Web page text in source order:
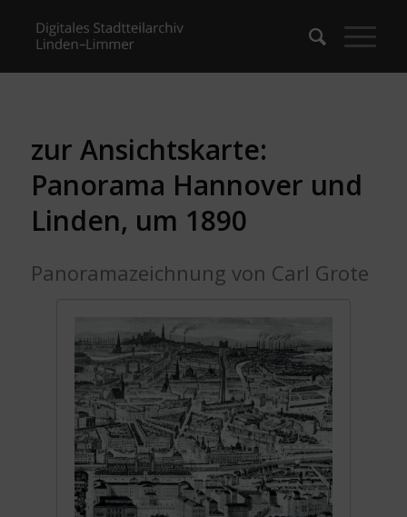
zur Ansichtskarte:
Panorama Hannover und
Linden, um 1890
Panoramazeichnung von Carl Grote